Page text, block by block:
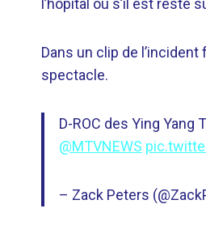
l’hôpital ou s’il est resté
Dans un clip de
spectacle.
D-ROC des Ying Yang
@MTVNEWS
– Zack Peters